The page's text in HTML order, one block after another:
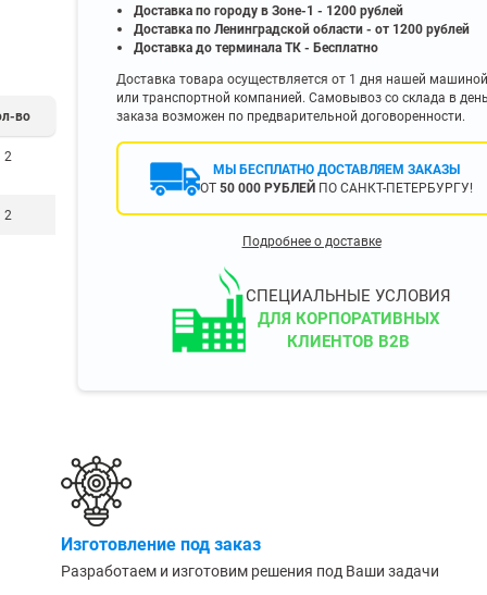
ПО ГЛУБИНЕ
200 мм
300 мм
350 мм
450 мм
500 мм
Показать еще▼
(до 10000 кг)
Серые
(ВОДЫ)
односторонние
Консольные
во
2
2
Доставка по городу в Зоне-1 - 1200 рублей
Доставка по Ленинградской области - от 1200 рублей
Доставка до терминала ТК - Бесплатно
Доставка товара осуществляется от 1 дня нашей машиной
или транспортной компанией. Самовывоз со склада в
заказа возможен по предварительной договоренности.
МЫ БЕСПЛАТНО ДОСТАВЛЯЕМ ЗАКАЗЫ
ОТ50 000 РУБЛЕЙ ПО САНКТ-ПЕТЕРБУРГУ!
Подробнее о доставке
СПЕЦИАЛЬНЫЕ УСЛОВИЯ
ДЛЯ КОРПОРАТИВНЫХ
КЛИЕНТОВ B2B
Изготовление под заказ
Разработаем и изготовим решения под Ваши задачи